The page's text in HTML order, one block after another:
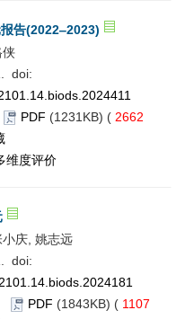
告(2022‒2023)
侠
doi:
PDF (1231KB) ( 2662
维度评价
庆, 姚志远
doi:
PDF (1843KB) ( 1107